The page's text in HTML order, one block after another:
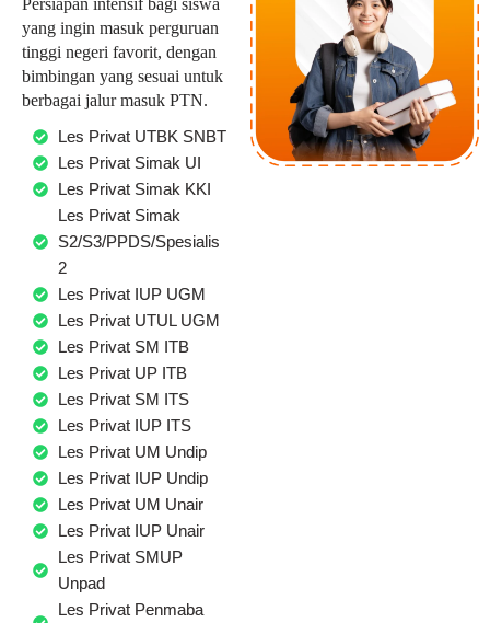
yang ingin masuk perguruan
tinggi negeri favorit, dengan
bimbingan yang sesuai untuk
berbagai jalur masuk PTN.
Les Privat UTBK SNBT
Les Privat Simak UI
Les Privat Simak KKI
Les Privat Simak
S2/S3/PPDS/Spesialis
2
Les Privat IUP UGM
Les Privat UTUL UGM
Les Privat SM ITB
Les Privat UP ITB
Les Privat SM ITS
Les Privat IUP ITS
Les Privat UM Undip
Les Privat IUP Undip
Les Privat UM Unair
Les Privat IUP Unair
Les Privat SMUP
Unpad
Les Privat Penmaba